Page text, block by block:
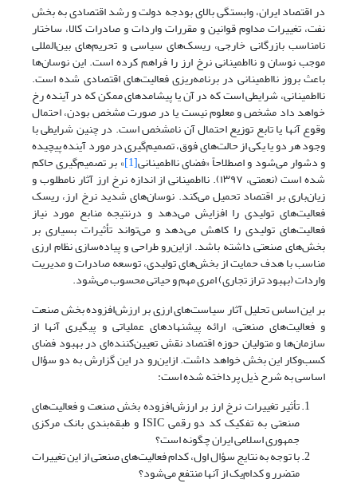
در اقتصاد ایران، وابستگی بالای بودجه دولت و رشد اقتصادی به بخش
نفت، تغییرات مداوم قوانین و مقررات واردات و صادرات کالا، ساختار
نامناسب بازرگانی خارجی، ریسک‌های سیاسی و تحریم‌های بین‌المللی
موجب نوسان و نااطمینانی نرخ ارز را فراهم کرده است. این نوسان‌ها
باعث بروز نااطمینانی در برنامه‌ریزی فعالیت‌های اقتصادی شده‌ است.
نااطمینانی، شرایطی است که در آن یا پیشامدهای ممکن که در آینده رخ
خواهد داد مشخص و معلوم نیست یا در صورت مشخص بودن، احتمال
وقوع آنها یا تابع توزیع احتمال آن نامشخص است. در چنین شرایطی با
وجود هر دو یا یکی از حالت‌های فوق، تصمیم‌گیری در مورد آینده پیچیده
و دشوار می‌شود و اصطلاحاً «فضای نااطمینانی[1] » بر تصمیم‌گیری حاکم
شده است (نعمتی، ۱۳۹۷). نااطمینانی از اندازه نرخ ارز آثار نامطلوب و
زیان‌باری بر اقتصاد تحمیل می‌کند. نوسان‌های شدید نرخ ارز، ریسک
فعالیت‌های تولیدی را افزایش می‌دهد و درنتیجه منابع مورد نیاز
فعالیت‌های تولیدی را کاهش می‌دهد و می‌تواند تأثیرات بسیاری بر
بخش‌های صنعتی داشته باشد. ازاین‌رو طراحی و پیاده‌سازی نظام ارزی
مناسب با هدف حمایت از بخش‌های تولیدی، توسعه صادرات و مدیریت
واردات (بهبود تراز تجاری) امری مهم و حیاتی محسوب می‌شود.
بر این اساس تحلیل آثار سیاست‌های ارزی بر ارزش‌افزوده بخش صنعت
و فعالیت‌های صنعتی، ارائه پیشنهادهای عملیاتی و پیگیری آنها از
سازمان‌ها و متولیان حوزه اقتصاد نقش تعیین‌کننده‌ای در بهبود فضای
کسب‌و‌کار این بخش خواهد داشت. از‌این‌رو در این گزارش به دو سؤال
اساسی به شرح ذیل پرداخته شده‌ است:
تأثیر تغییرات نرخ ارز بر ارزش‌افزوده بخش صنعت و فعالیت‌های
صنعتی به تفکیک کد دو رقمی ISIC و طبقه‌بندی بانک مرکزی
جمهوری اسلامی ایران چگونه است؟
با توجه به نتایج سؤال اول، کدام فعالیت‌های صنعتی از این تغییرات
متضرر و کدام‌یک از آنها منتفع می‌شود؟